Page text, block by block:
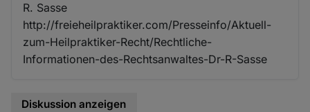
R. Sasse
http://freieheilpraktiker.com/Presseinfo/Aktuell-
zum-Heilpraktiker-Recht/Rechtliche-
Informationen-des-Rechtsanwaltes-Dr-R-Sasse
Diskussion anzeigen